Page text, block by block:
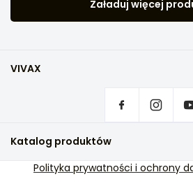
Załaduj więcej
VIVAX
Gdzie kupić produkty VIVAX?
Często zadawane pytania
Wsparcie serwisowe
Katalog produktów
Telewizja i dźwięk
Polityka prywatności i ochrony